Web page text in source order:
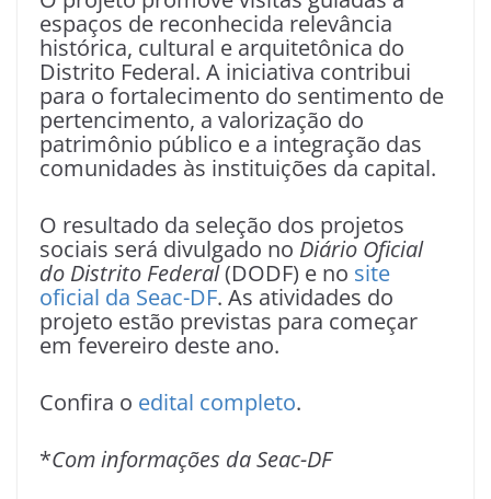
espaços de reconhecida relevância
histórica, cultural e arquitetônica do
Distrito Federal. A iniciativa contribui
para o fortalecimento do sentimento de
pertencimento, a valorização do
patrimônio público e a integração das
comunidades às instituições da capital.
O resultado da seleção dos projetos
sociais será divulgado no Diário Oficial
do Distrito Federal(DODF) e no site
oficial da Seac-DF. As atividades do
projeto estão previstas para começar
em fevereiro deste ano.
Confira o edital completo.
*Com informações da Seac-DF